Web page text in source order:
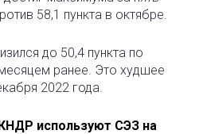
58,1 пункта в октябре.
до 50,4 пункта по
ранее. Это худшее
2022 года.
используют СЭЗ на